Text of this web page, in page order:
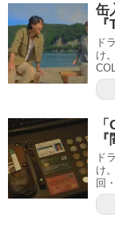
缶
ド
け
ド
け
回